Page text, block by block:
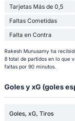
Tarjetas Más de 0,5
Faltas Cometidas
Falta en Contra
Rakesh Munusamy ha
8 total de partidos en lo que
faltas por 90 minutos.
Goles y xG (goles
Goles, xG, Tiros